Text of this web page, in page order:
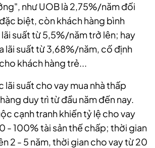
như UOB là 2,75%/năm đối
biệt, còn khách hàng bình
suất từ 5,5%/năm trở lên; hay
lãi suất từ 3,68%/năm, cố định
khách hàng trẻ...
lãi suất cho vay mua nhà thấp
duy trì từ đầu năm đến nay.
cạnh tranh khiến tỷ lệ cho vay
- 100% tài sản thế chấp; thời gian
2 - 5 năm, thời gian cho vay từ 20